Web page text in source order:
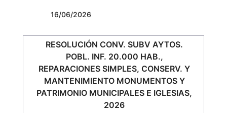
16/06/2026
RESOLUCIÓN CONV. SUBV AYTOS.
POBL. INF. 20.000 HAB.,
REPARACIONES SIMPLES, CONSERV. Y
MANTENIMIENTO MONUMENTOS Y
PATRIMONIO MUNICIPALES E IGLESIAS,
2026